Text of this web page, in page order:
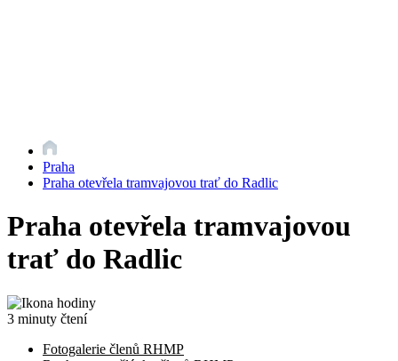
Praha
Praha otevřela tramvajovou trať do Radlic
Praha otevřela tramvajovou
trať do Radlic
3 minuty čtení
Fotogalerie členů RHMP